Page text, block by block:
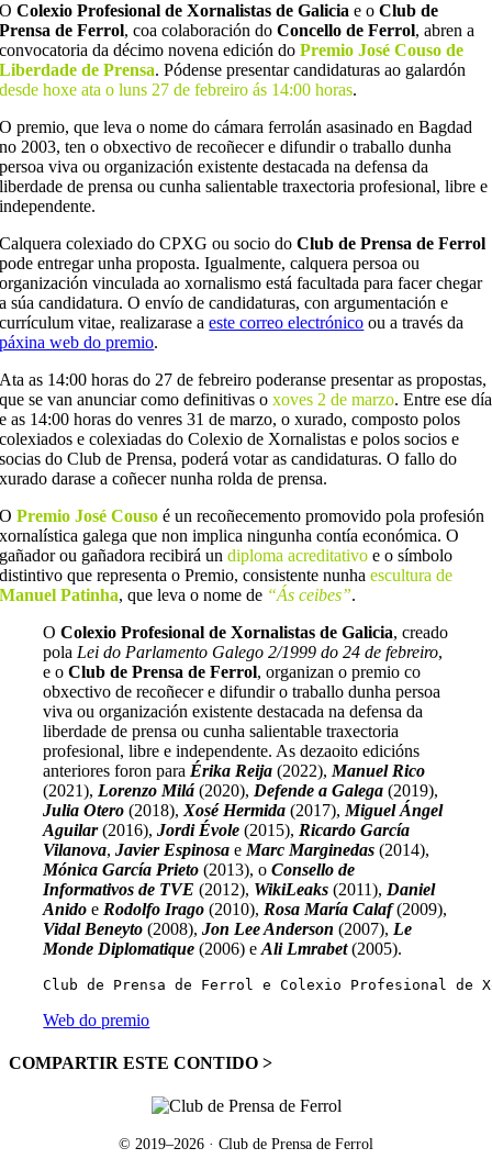
OColexio Profesional de Xornalistas de Galicia e oClub de
Prensa de Ferrol, coa colaboración doConcello de Ferrol, abren a
convocatoria da décimo novena edición doPremio José Couso de
Liberdade de Prensa. Pódense presentar candidaturas ao galardón
desde hoxe ata o luns 27 de febreiro ás 14:00 horas.
O premio, que leva o nome do cámara ferrolán asasinado en Bagdad
no 2003, ten o obxectivo de recoñecer e difundir o traballo dunha
persoa viva ou organización existente destacada na defensa da
liberdade de prensa ou cunha salientable traxectoria profesional, libre e
independente.
Calquera colexiado do CPXG ou socio doClub de Prensa de Ferrol
pode entregar unha proposta. Igualmente, calquera persoa ou
organización vinculada ao xornalismo está facultada para facer chegar
a súa candidatura. O envío de candidaturas, con argumentación e
currículum vitae, realizarase aeste correo electrónico ou a través da
páxina web do premio.
Ata as 14:00 horas do 27 de febreiro poderanse presentar as propostas,
que se van anunciar como definitivas oxoves 2 de marzo. Entre ese día
e as 14:00 horas do venres 31 de marzo, o xurado, composto polos
colexiados e colexiadas do Colexio de Xornalistas e polos socios e
socias do Club de Prensa, poderá votar as candidaturas. O fallo do
xurado darase a coñecer nunha rolda de prensa.
OPremio José Couso é un recoñecemento promovido pola profesión
xornalística galega que non implica ningunha contía económica. O
gañador ou gañadora recibirá undiploma acreditativo e o símbolo
distintivo que representa o Premio, consistente nunhaescultura de
Manuel Patinha, que leva o nome de “Ás ceibes”.
OColexio Profesional de Xornalistas de Galicia, creado
pola Lei do Parlamento Galego 2/1999 do 24 de febreiro,
e oClub de Prensa de Ferrol, organizan o premio co
obxectivo de recoñecer e difundir o traballo dunha persoa
viva ou organización existente destacada na defensa da
liberdade de prensa ou cunha salientable traxectoria
profesional, libre e independente. As dezaoito edicións
anteriores foron para Érika Reija (2022), Manuel Rico
(2021), Lorenzo Milá (2020), Defende a Galega (2019),
Julia Otero (2018), Xosé Hermida (2017), Miguel Ángel
Aguilar(2016),Jordi Évole (2015), Ricardo García
Vilanova,Javier Espinosa e Marc Marginedas (2014),
Mónica García Prieto (2013), oConsello de
Informativos de TVE (2012), WikiLeaks (2011), Daniel
Anido e Rodolfo Irago (2010), Rosa María Calaf(2009),
Vidal Beneyto (2008),Jon Lee Anderson (2007), Le
Monde Diplomatique (2006) eAli Lmrabet(2005).
Club de Prensa de Ferrol e Colexio Profesional de
Web do premio
COMPARTIR ESTE CONTIDO >
© 2019–2026 · Club de Prensa de Ferrol